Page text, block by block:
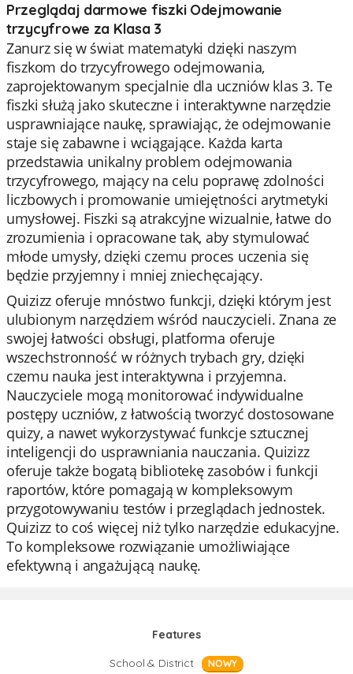
Przeglądaj darmowe fiszki Odejmowanie
trzycyfrowe za Klasa 3
Zanurz się w świat matematyki dzięki naszym
fiszkom do trzycyfrowego odejmowania,
zaprojektowanym specjalnie dla uczniów klas 3. Te
fiszki służą jako skuteczne i interaktywne narzędzie
usprawniające naukę, sprawiając, że odejmowanie
staje się zabawne i wciągające. Każda karta
przedstawia unikalny problem odejmowania
trzycyfrowego, mający na celu poprawę zdolności
liczbowych i promowanie umiejętności arytmetyki
umysłowej. Fiszki są atrakcyjne wizualnie, łatwe do
zrozumienia i opracowane tak, aby stymulować
młode umysły, dzięki czemu proces uczenia się
będzie przyjemny i mniej zniechęcający.
Quizizz oferuje mnóstwo funkcji, dzięki którym jest
ulubionym narzędziem wśród nauczycieli. Znana ze
swojej łatwości obsługi, platforma oferuje
wszechstronność w różnych trybach gry, dzięki
czemu nauka jest interaktywna i przyjemna.
Nauczyciele mogą monitorować indywidualne
postępy uczniów, z łatwością tworzyć dostosowane
quizy, a nawet wykorzystywać funkcje sztucznej
inteligencji do usprawniania nauczania. Quizizz
oferuje także bogatą bibliotekę zasobów i funkcji
raportów, które pomagają w kompleksowym
przygotowywaniu testów i przeglądach jednostek.
Quizizz to coś więcej niż tylko narzędzie edukacyjne.
To kompleksowe rozwiązanie umożliwiające
efektywną i angażującą naukę.
Features
School & District
NOWY